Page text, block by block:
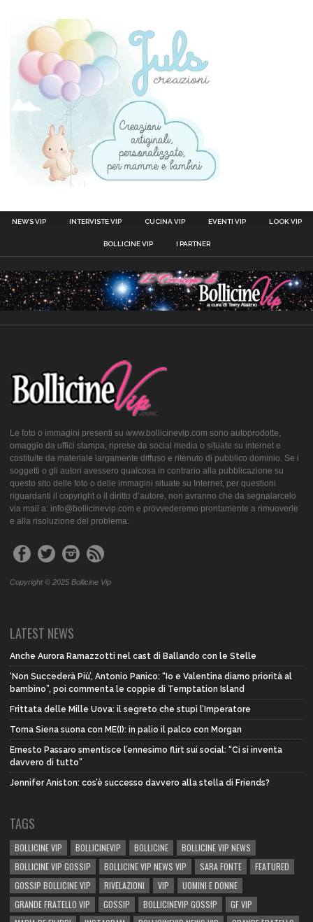
NEWS VIP INTERVISTE VIP CUCINA VIP EVENTI VIP LOOK VIP
BOLLICINE VIP I PARTNER
Le foto o immagini presenti su www.bollicinevip.com sono autoprodotte,
omaggio da uffici stampa, riprese da social media o situate su internet e
costituite da materiale largamente diffuso e ritenuto di pubblico dominio. Se i
soggetti o gli autori avessero qualcosa in contrario alla pubblicazione su
questo sito delle foto o delle immagini situate su Internet, per questioni
riguardanti il copyright o il diritto d’autore, non avranno che da segnalarcelo
via mail a: info@bollicinevip.com e provvederemo prontamente a rimuoverle
e alla risoluzione del problema.
Copyright © 2025 Bollicine Vip
LATEST NEWS
Anche Aurora Ramazzotti nel cast di Ballando con le Stelle
‘Non Succederà Più’, Antonio Panico: “Io e Valentina diamo priorità al
bambino”, poi commenta le coppie di Temptation Island
Frittata delle Mille Uova: il segreto che stupì l’Imperatore
Torna Siena suona con ME(I): in palio il palco con Morgan
Ernesto Passaro smentisce l’ennesimo flirt sui social: “Ci si inventa
davvero di tutto”
Jennifer Aniston: cos’è successo davvero alla stella di Friends?
TAGS
BOLLICINE VIP BOLLICINEVIP BOLLICINE
BOLLICINE VIP NEWS
BOLLICINE VIP GOSSIP
BOLLICINE VIP NEWS VIP SARA FONTE
FEATURED
GOSSIP BOLLICINE VIP
RIVELAZIONI VIP
UOMINI E DONNE
GRANDE FRATELLO VIP
GOSSIP BOLLICINEVIP GOSSIP
GF VIP